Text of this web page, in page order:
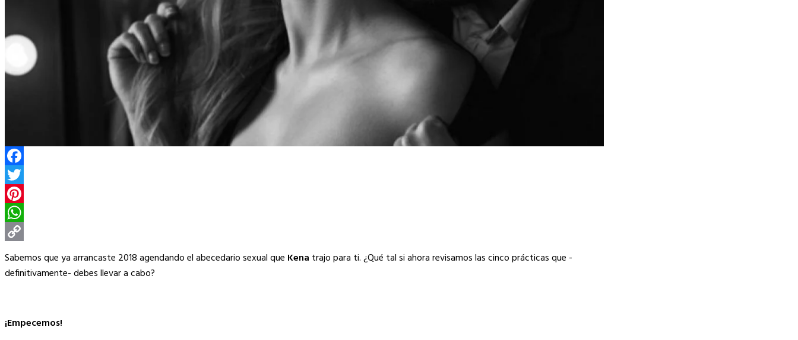
Facebook
Twitter
Pinterest
WhatsApp
Copy
Link
Sabemos que ya arrancaste 2018 agendando el abecedario sexual que Kena trajo para ti. ¿Qué tal si ahora revisamos las cinco prácticas que -
definitivamente- debes llevar a cabo?
¡Empecemos!